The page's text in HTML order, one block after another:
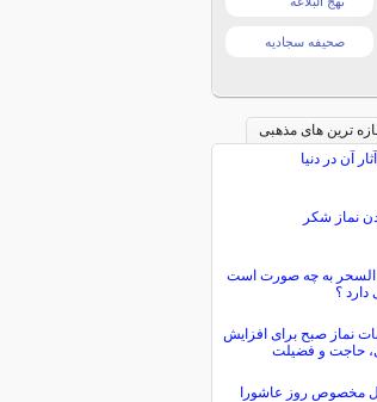
صحیفه سجادیه
ترین های مذهبی
آن در دنیا
نماز شکر
به چه صورت است
دارد ؟
نماز صبح برای افزایش
حاجت و فضیلت
مخصوص روز عاشورا